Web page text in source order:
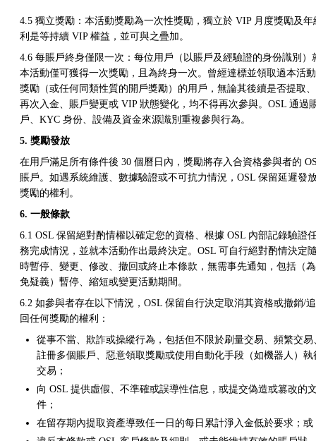
4.5 獨立獎勵：本活動獎勵為一次性獎勵，獨立於 VIP 月度獎勵及年
利是等持續 VIP 權益，並可與之疊加。
4.6 每賬戶終身僅限一次：每位用戶（以賬戶及經驗證的身份識別）
本活動僅可獲得一次獎勵，且為終身一次。曾經達標並領取過本活動
獎勵（或任何同類性質的開戶獎勵）的用戶，無論其後續是否提取、
再次入金、賬戶變更或 VIP 狀態變化，均不得再次參與。OSL 通過
戶、KYC 身份、設備及資金來源識別重複參與行為。
5. 獎勵發放
在用戶滿足所有條件後 30 個曆日內，獎勵將存入合資格參與者的
賬戶。如遇系統維護、數據驗證或不可抗力情況，OSL 保留延遲發
獎勵的權利。
6. 一般條款
6.1 OSL 保留絕對酌情權以確定您的資格、根據 OSL 內部記錄驗證
務完成情況，並就本活動作出最終決定。OSL 可自行絕對酌情決定
時暫停、變更、修改、撤回或終止本條款，無需事先通知，包括（為
免疑義）暫停、縮短或變更活動期間。
6.2 如參與者存在以下情況，OSL 保留自行決定取消其資格或撤銷/追
回任何獎勵的權利：
從事不當、欺詐或操縱行為，包括但不限於刷量交易、頻繁交易
註冊多個賬戶、惡意領取獎勵或使用自動化手段（如機器人）執
交易；
向 OSL 提供虛假、不準確或誤導性信息，或提交偽造或篡改的
件；
在留存期內提取資產導致任一日的每日累計淨入金低於要求；或